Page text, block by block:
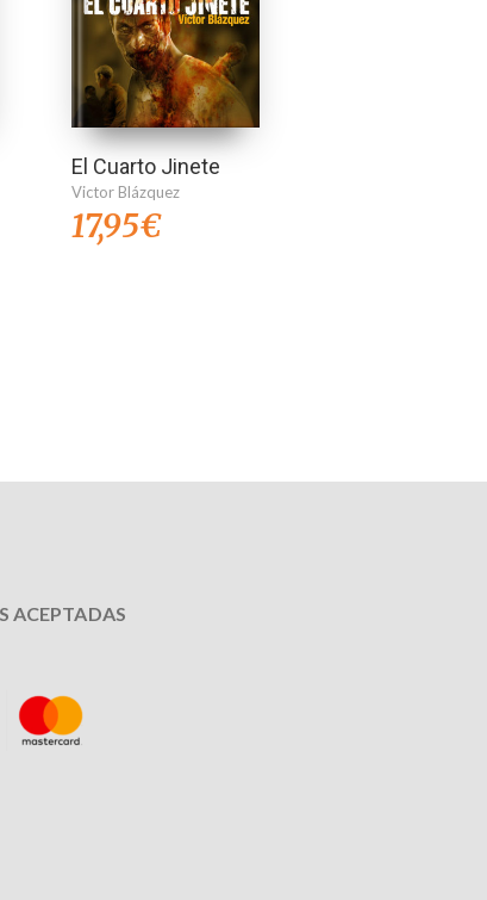
El Cuarto Jinete
Victor Blázquez
17,95€
ACEPTADAS